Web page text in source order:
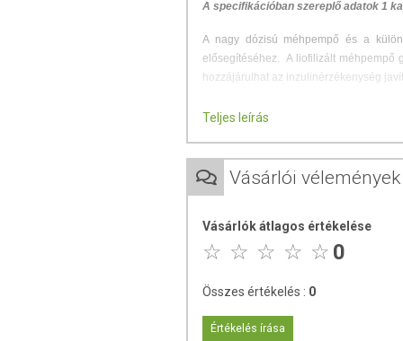
A specifikációban szereplő adatok 1
A nagy dózisú méhpempő és a
elősegítéséhez. A liofilizált méhpempő
hozzájárulhat az inzulinérzékenység
ADAGOLÁS
Figyelmeztetés:
rendszeres szedése esetén a
ÖSSZETÉTEL
Összetevők:
liofilizált méhpempő
Teljes leírás
Vásárlói vélemények
Vásárlók átlagos értékelése
0
Összes értékelés : 0
Értékelés írása